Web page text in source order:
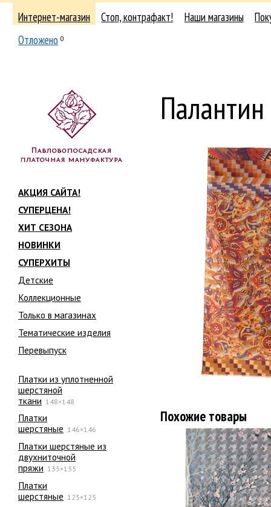
Интернет-магазин Стоп, контрафакт! Наши магазины
Отложено 0
АКЦИЯ САЙТА!
СУПЕРЦЕНА!
ХИТ СЕЗОНА
НОВИНКИ
СУПЕРХИТЫ
Детские
Коллекционные
Только в магазинах
Тематические изделия
Перевыпуск
Платки из уплотненной
шерстяной
ткани 148×148
Платки
шерстяные 146×146
Платки шерстяные из
двухниточной
пряжи 135×135
Платки
шерстяные 125×125
Похожие товары